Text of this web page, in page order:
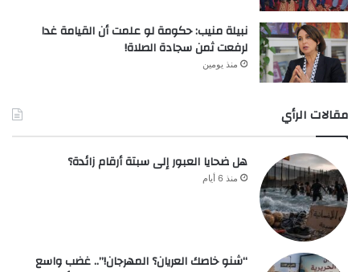
نبيلة منيب: حكومة لو علمت أن القيامة غدا
لرفعت ثمن سجادة الصلاة!
منذ يومين
مقالات الرأي
هل ضحايا العبور إلى سبتة أرقام زائدة؟
منذ 6 أيام
“شنو خاصك العريان؟ المهرجان!”.. غضب واسع